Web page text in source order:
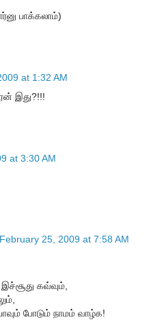
பாக்கலாம்)
at 1:32 AM
இது?!!!
at 3:30 AM
February 25, 2009 at 7:58 AM
கவ்வும்,
போடும் நாமம் வாழ்க!